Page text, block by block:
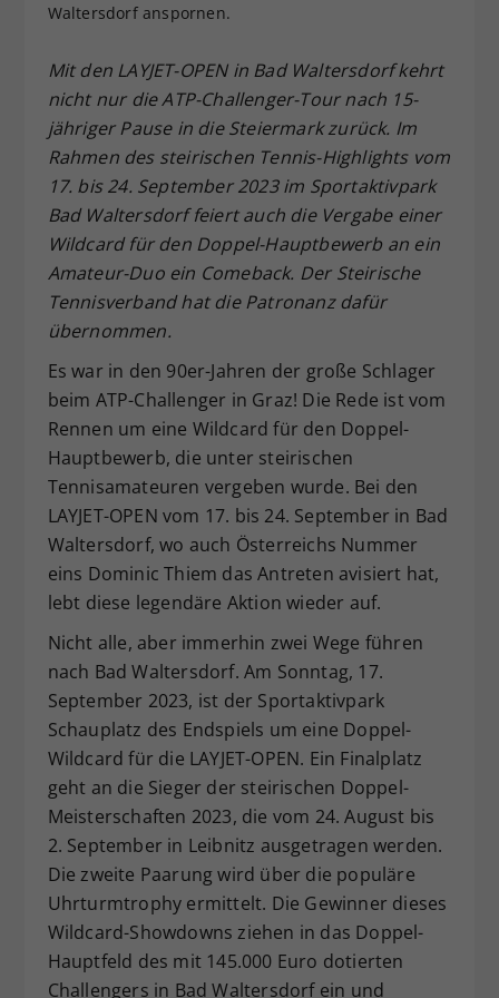
Waltersdorf anspornen.
Mit den LAYJET-OPEN in Bad Waltersdorf kehrt
nicht nur die ATP-Challenger-Tour nach 15-
jähriger Pause in die Steiermark zurück. Im
Rahmen des steirischen Tennis-Highlights vom
17. bis 24. September 2023 im Sportaktivpark
Bad Waltersdorf feiert auch die Vergabe einer
Wildcard für den Doppel-Hauptbewerb an ein
Amateur-Duo ein Comeback. Der Steirische
Tennisverband hat die Patronanz dafür
übernommen.
Es war in den 90er-Jahren der große Schlager
beim ATP-Challenger in Graz! Die Rede ist vom
Rennen um eine Wildcard für den Doppel-
Hauptbewerb, die unter steirischen
Tennisamateuren vergeben wurde. Bei den
LAYJET-OPEN vom 17. bis 24. September in Bad
Waltersdorf, wo auch Österreichs Nummer
eins Dominic Thiem das Antreten avisiert hat,
lebt diese legendäre Aktion wieder auf.
Nicht alle, aber immerhin zwei Wege führen
nach Bad Waltersdorf. Am Sonntag, 17.
September 2023, ist der Sportaktivpark
Schauplatz des Endspiels um eine Doppel-
Wildcard für die LAYJET-OPEN. Ein Finalplatz
geht an die Sieger der steirischen Doppel-
Meisterschaften 2023, die vom 24. August bis
2. September in Leibnitz ausgetragen werden.
Die zweite Paarung wird über die populäre
Uhrturmtrophy ermittelt. Die Gewinner dieses
Wildcard-Showdowns ziehen in das Doppel-
Hauptfeld des mit 145.000 Euro dotierten
Challengers in Bad Waltersdorf ein und
Zweck
Dieser Wert speichert Ihre Consent-
zufällig generierte ID, für die
historische Speicherung Ihrer
vorgenommen Einstellungen, falls der
Webseiten-Betreiber dies eingestellt